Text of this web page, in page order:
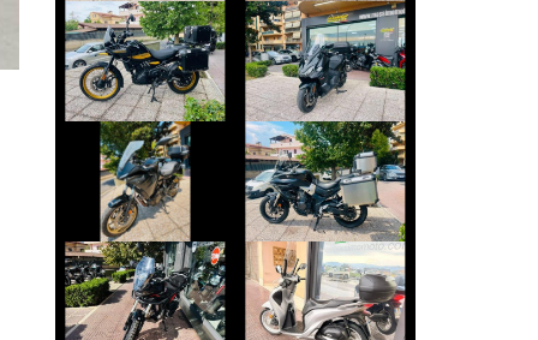
ROYAL-ENFIELD
HIMALAYAN
€ 4.999 €
SYM MAXSYM-TL
€ 5.450 €
YAMAHA
TRACER
€ 7.990 €
VOGE VALICO
€ 3.450 €
MORBIDELLI
T352X
€ 5.190 €
HONDA SH
€ 2.490 €